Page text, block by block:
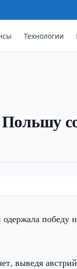
Технологии
победу
выведя